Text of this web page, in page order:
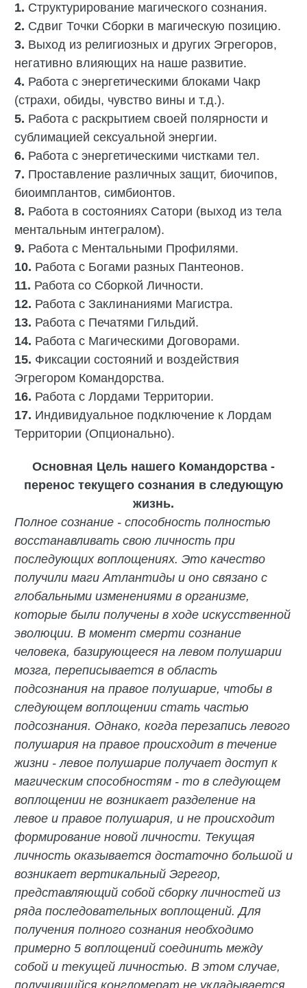
1. Структурирование магического сознания.
2. Сдвиг Точки Сборки в магическую позицию.
3. ‎Выход из религиозных и других Эгрегоров,
негативно влияющих на наше развитие.
4. Работа с энергетическими блоками Чакр
(страхи, обиды, чувство вины и т.д.).
5. Работа с раскрытием своей полярности и
сублимацией сексуальной энергии.
6. Работа с энергетическими чистками тел.
7. Проставление различных защит, биочипов,
биоимплантов, симбионтов.
8. Работа в состояниях Сатори (выход из тела
ментальным интегралом).
9. Работа с Ментальными Профилями.
10. Работа с Богами разных Пантеонов.
11. Работа со Сборкой Личности.
12. Работа с Заклинаниями Магистра.
13. Работа с Печатями Гильдий.
14. Работа с Магическими Договорами.
15. ‎Фиксации состояний и воздействия
Эгрегором Командорства.
16. Работа с Лордами Территории.
17. Индивидуальное подключение к Лордам
Территории (Опционально).
Основная Цель нашего Командорства -
перенос текущего сознания в следующую
жизнь.
Полное сознание - способность полностью
восстанавливать свою личность при
последующих воплощениях. Это качество
получили маги Атлантиды и оно связано с
глобальными изменениями в организме,
которые были получены в ходе искусственной
эволюции. В момент смерти сознание
человека, базирующееся на левом полушарии
мозга, переписывается в область
подсознания на правое полушарие, чтобы в
следующем воплощении стать частью
подсознания. Однако, когда перезапись левого
полушария на правое происходит в течение
жизни - левое полушарие получает доступ к
магическим способностям - то в следующем
воплощении не возникает разделение на
левое и правое полушария, и не происходит
формирование новой личности. Текущая
личность оказывается достаточно большой и
возникает вертикальный Эгрегор,
представляющий собой сборку личностей из
ряда последовательных воплощений. Для
получения полного сознания необходимо
примерно 5 воплощений соединить между
собой и текущей личностью. В этом случае,